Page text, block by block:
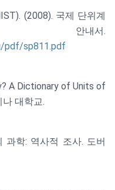
(2008). 국제 단위계
안내서.
pdf/sp811.pdf
A Dictionary of Units of
대학교.
과학: 역사적 조사. 도버